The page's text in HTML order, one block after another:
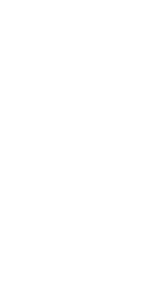
и влияние на